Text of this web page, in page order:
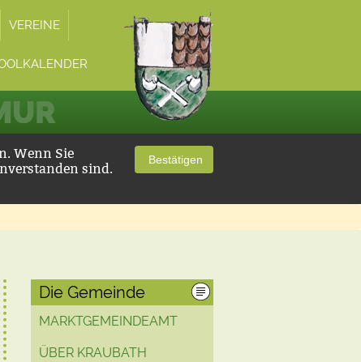
VEREINE
Wenn Sie
sind.
Bestätigen
Die Gemeinde
MARKTGEMEINDEAMT
ÜBER KRAUBATH